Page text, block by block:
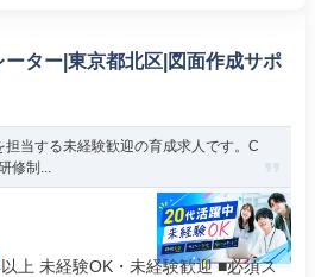
ター|東京都北区|図面作成サポ
担当する未経験歓迎の育成求人です。C
修制...
上 未経験OK・未経験歓迎 ■必須ス